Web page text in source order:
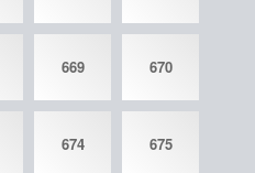
669 670
674 675